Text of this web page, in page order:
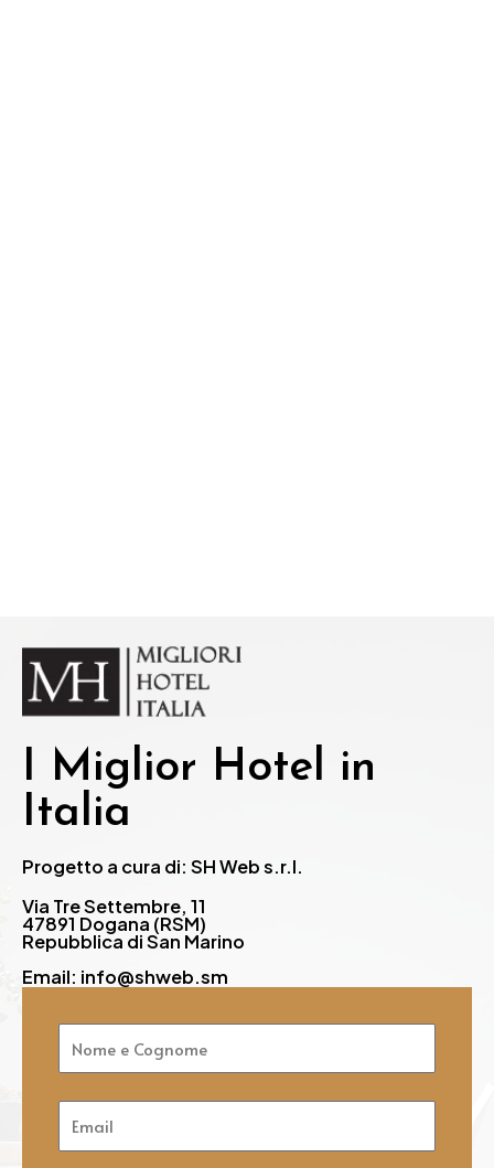
I Miglior Hotel in
Italia
Progetto a cura di: SH Web s.r.l.
Via Tre Settembre, 11
47891 Dogana (RSM)
Repubblica di San Marino
Email: info@shweb.sm
Nome
e
Cognome
Email